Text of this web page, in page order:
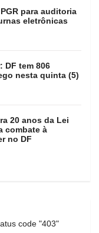
para auditoria
eletrônicas
DF tem 806
nesta quinta (5)
20 anos da Lei
combate à
no DF
code "403"